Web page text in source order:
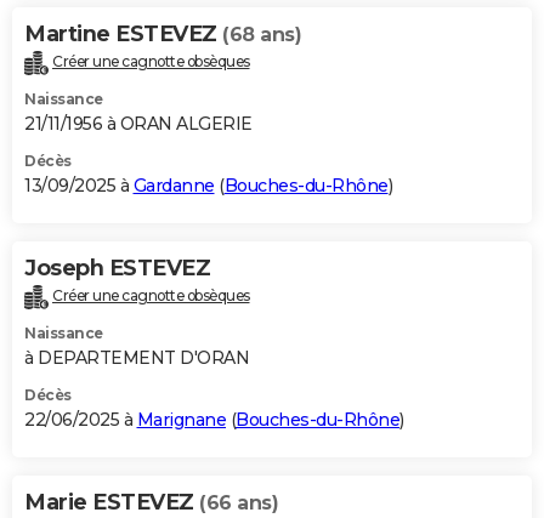
Martine ESTEVEZ (68 ans)
Créer une cagnotte obsèques
Naissance
21/11/1956 à ORAN ALGERIE
Décès
13/09/2025 à Gardanne (Bouches-du-Rhône)
Joseph ESTEVEZ
Créer une cagnotte obsèques
Naissance
à DEPARTEMENT D'ORAN
Décès
22/06/2025 à Marignane (Bouches-du-Rhône)
Marie ESTEVEZ (66 ans)